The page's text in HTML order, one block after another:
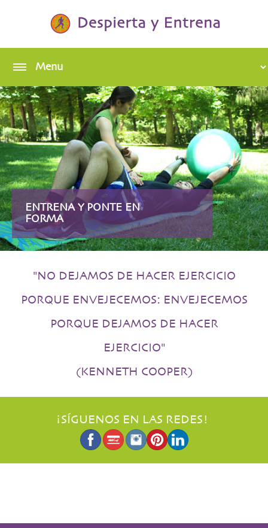
DESPIERTA TU
BIENESTAR
ENTRENA Y PONTE EN
FORMA
"NO DEJAMOS DE HACER EJERCICIO
PORQUE ENVEJECEMOS: ENVEJECEMOS
PORQUE DEJAMOS DE HACER
EJERCICIO"
(KENNETH COOPER)
¡SÍGUENOS EN LAS REDES!